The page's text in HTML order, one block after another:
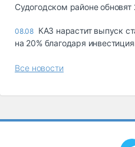
Судогодском районе обновят
08.08 КАЗ нарастит выпуск
на 20% благодаря
Все новости